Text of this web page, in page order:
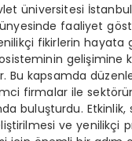
üniversitesi
faaliyet
fikirlerin hayata
gelişimine
Bu kapsamda
firmalar ile
buluşturdu. Etkinlik,
ve yenilikçi